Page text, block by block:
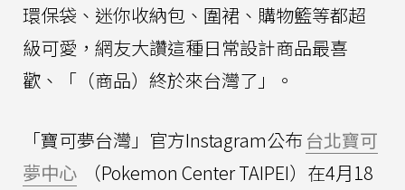
環保袋、迷你收納包、圍裙、購物籃等都超
級可愛，網友大讚這種日常設計商品最喜
歡、「（商品）終於來台灣了」。
「寶可夢台灣」官方Instagram公布 台北寶可
夢中心
（Pokemon Center TAIPEI）在4月18